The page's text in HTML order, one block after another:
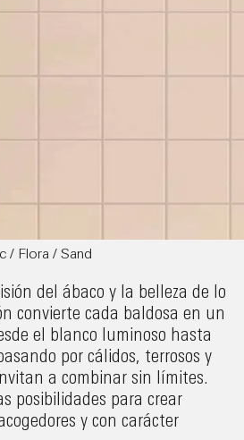
/ Flora / Sand
del ábaco y la belleza de lo
convierte cada baldosa en un
el blanco luminoso hasta
por cálidos, terrosos y
a combinar sin límites.
posibilidades para crear
y con carácter